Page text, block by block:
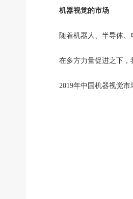
机器视觉的市场
随着机器人、半导体、电
在多方力量促进之下，我
2019年中国机器视觉市场